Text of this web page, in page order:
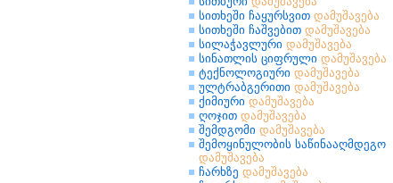
სითხეში ჩაყურსვით დამუშავება
სითხეში ჩაშვებით დამუშავება
სილაჭავლური დამუშავება
სინათლის ციფრული დამუშავება
ტექნოლოგიური დამუშავება
ულტრაბგერითი დამუშავება
ქიმიური დამუშავება
ღოჯით დამუშავება
შემდგომი დამუშავება
შემოყინულობის საწინააღმდეგო
დამუშავება
ჩარხზე დამუშავება